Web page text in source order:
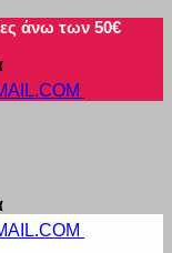
άνω των 50€